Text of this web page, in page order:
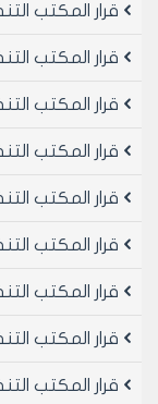
التسجيل عن طلب
الطوابق ستة فما
مع الإشارة الى
في حال طلب رخصة
لم يرد مثله في
جميع انحاء
قرار المكتب التنفيذي
قرار المكتب
قرار المكتب التنفيذي
قرار المكتب التنفيذي
قرار المكتب التنفيذي
قرار المكتب التنفيذي
قرار المكتب التنفيذي
قرار المكتب
قرار المكتب التنفيذي